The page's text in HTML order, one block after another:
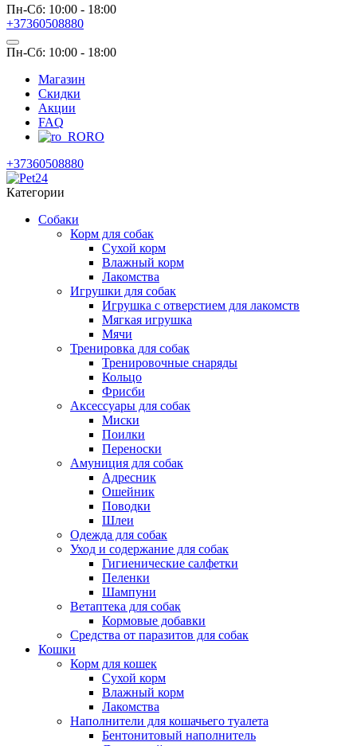
Пн-Сб: 10:00 - 18:00
+37360508880
Пн-Сб: 10:00 - 18:00
Магазин
Скидки
Акции
FAQ
RO
+37360508880
Категории
Собаки
Корм для собак
Сухой корм
Влажный корм
Лакомства
Игрушки для собак
Игрушка с отверстием для лакомств
Мягкая игрушка
Мячи
Тренировка для собак
Тренировочные снаряды
Кольцо
Фрисби
Аксессуары для собак
Миски
Поилки
Переноски
Амуниция для собак
Адресник
Ошейник
Поводки
Шлеи
Одежда для собак
Уход и содержание для собак
Гигиенические салфетки
Пеленки
Шампуни
Ветаптека для собак
Кормовые добавки
Средства от паразитов для собак
Кошки
Корм для кошек
Сухой корм
Влажный корм
Лакомства
Наполнители для кошачьего туалета
Бентонитовый наполнитель